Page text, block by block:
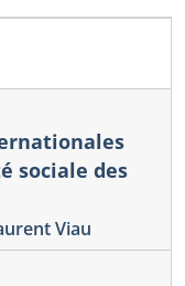
sociale des
Viau